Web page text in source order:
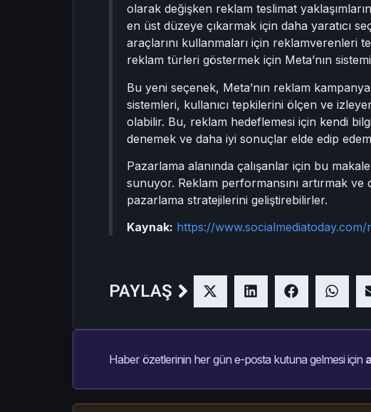
olarak değişken reklam teslimat
en üst düzeye çıkarmak için daha yaratıcı
araçlarını kullanmaları için reklamverenleri
reklam türleri göstermek için Meta’nın
Bu yeni seçenek, Meta’nın reklam
sistemleri, kullanıcı tepkilerini ölçen ve
olabilir. Bu, reklam hedeflemesi için kendi
denemek ve daha iyi sonuçlar elde edip
Pazarlama alanında çalışanlar için bu
sunuyor. Reklam performansını artırmak
pazarlama stratejilerini geliştirebilirler.
Kaynak: https://
PAYLAŞ
Haber özetlerinin her gün e-posta kutuna gelmesi için